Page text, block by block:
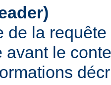
de la
avant le